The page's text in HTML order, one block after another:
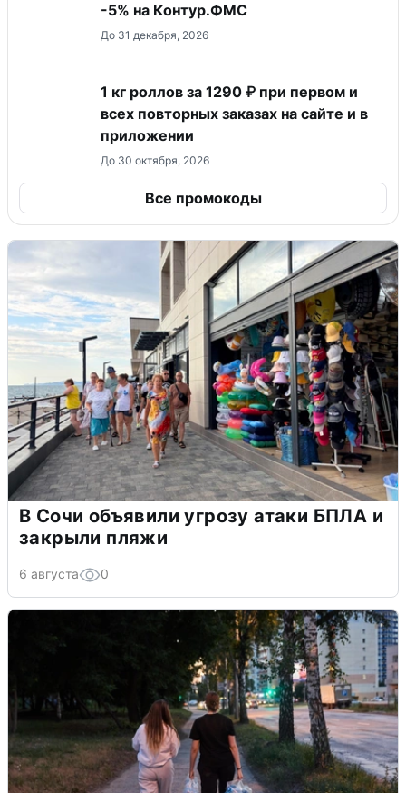
-5% на Контур.ФМС
До 31 декабря, 2026
1 кг роллов за 1290 ₽ при первом и
всех повторных заказах на сайте и в
приложении
До 30 октября, 2026
Все промокоды
В Сочи объявили угрозу атаки БПЛА и
закрыли пляжи
6 августа 0